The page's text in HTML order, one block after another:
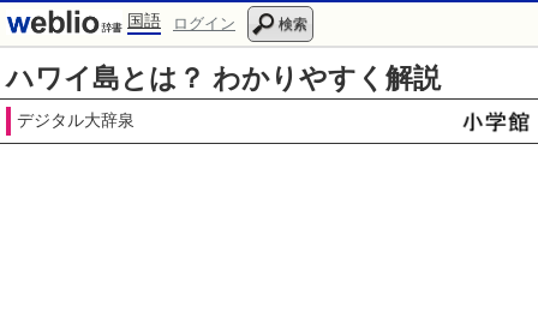
国語 ログイン 検索
ハワイ島とは？ わかりやすく解説
デジタル大辞泉